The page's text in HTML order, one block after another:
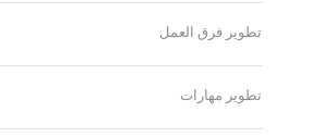
تطوير فرق العمل
تطوير مهارات